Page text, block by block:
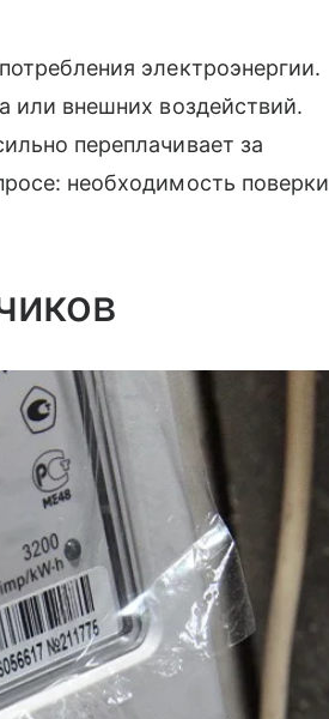
электроэнергии.
или внешних воздействий.
переплачивает за
необходимость поверки